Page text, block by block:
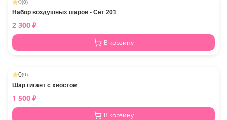
0(0)
Набор воздушных шаров - Сет 201
2 300 ₽
В корзину
0(0)
Шар гигант с хвостом
1 500 ₽
В корзину